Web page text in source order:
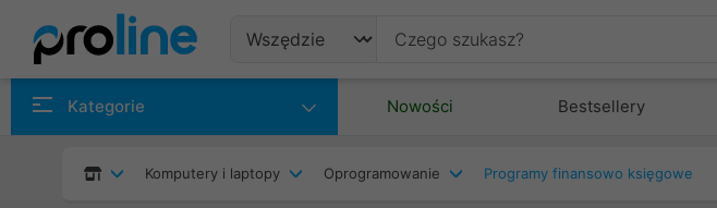
Kategorie Nowości Bestsellery
Komputery i laptopy Oprogramowanie Programy finansowo księgowe